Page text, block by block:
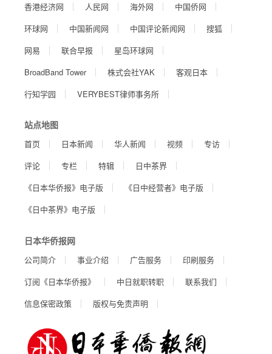
香港经济网
人民网 海外网
中国侨网
环球网
中国新闻网 中国评论新闻网
搜狐
网易
联合早报
星岛环球网
BroadBand Tower
株式会社YAK
客观日本
行知学园
VERYBEST律师事务所
站点地图
首页 日本新闻 华人新闻 视频
专访
评论
专栏 特辑
日中茶界
《日本华侨报》电子版
《日中经营者》电子版
《日中茶界》电子版
日本华侨报网
公司简介 事业介绍 广告服务
印刷服务
订阅《日本华侨报》
中日就职转职
联系我们
信息保密政策
版权与免责声明